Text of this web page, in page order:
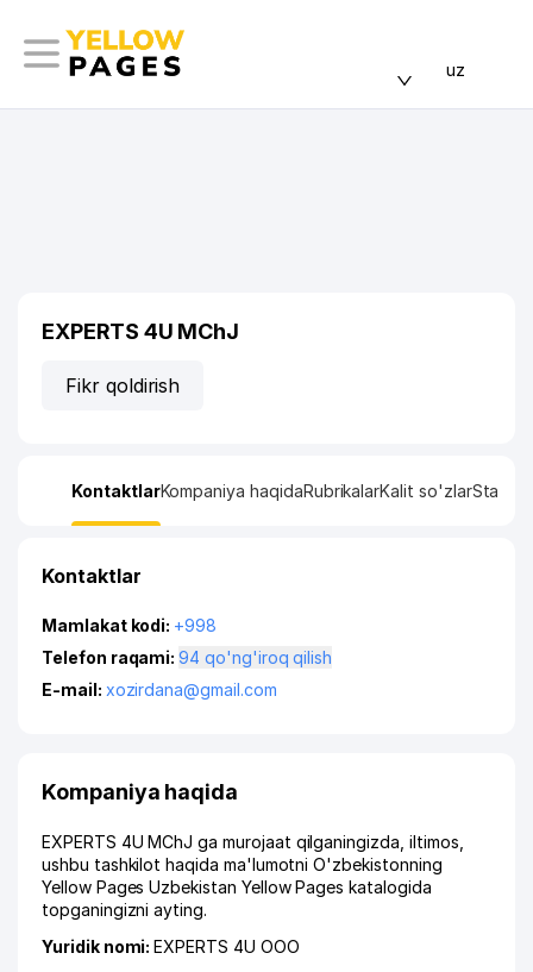
uz
EXPERTS 4U MChJ
Fikr qoldirish
KontaktlarKompaniya haqidaRubrikalarKalit so'zlar
Kontaktlar
Mamlakat kodi: +998
Telefon raqami:
94 qo'ng'iroq qilish
E-mail: xozirdana@gmail.com
Kompaniya haqida
EXPERTS 4U MChJ ga murojaat qilganingizda, iltimos,
ushbu tashkilot haqida ma'lumotni O'zbekistonning
Yellow Pages Uzbekistan Yellow Pages katalogida
topganingizni ayting.
Yuridik nomi:EXPERTS 4U ООО